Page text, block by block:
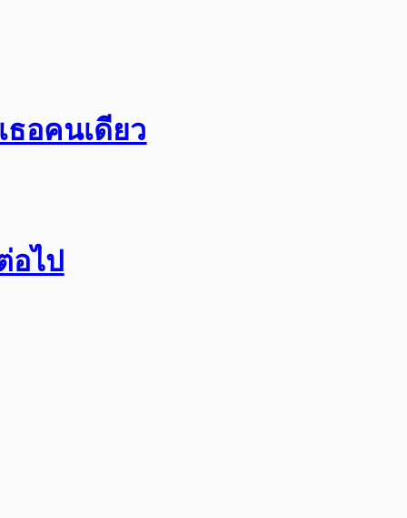
ธอคนเดียว
อไป